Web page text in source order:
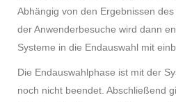
Abhängig von den Ergebnissen
der Anwenderbesuche wird dann
Systeme in die Endauswahl mit
Die Endauswahlphase ist mit der
noch nicht beendet. Abschließend